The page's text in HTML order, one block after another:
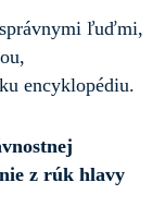
ľuďmi,
encyklopédiu.
z rúk hlavy